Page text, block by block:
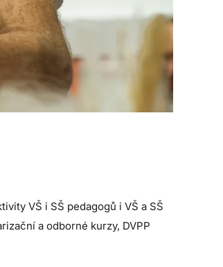
VŠ i SŠ pedagogů i VŠ a SŠ
a odborné kurzy, DVPP